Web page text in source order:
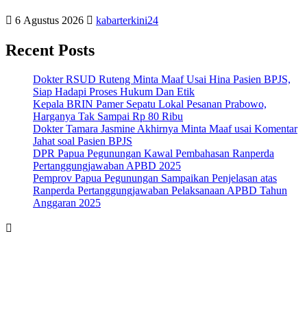
6 Agustus 2026 kabarterkini24
Recent Posts
Dokter RSUD Ruteng Minta Maaf Usai Hina Pasien BPJS,
Siap Hadapi Proses Hukum Dan Etik
Kepala BRIN Pamer Sepatu Lokal Pesanan Prabowo,
Harganya Tak Sampai Rp 80 Ribu
Dokter Tamara Jasmine Akhirnya Minta Maaf usai Komentar
Jahat soal Pasien BPJS
DPR Papua Pegunungan Kawal Pembahasan Ranperda
Pertanggungjawaban APBD 2025
Pemprov Papua Pegunungan Sampaikan Penjelasan atas
Ranperda Pertanggungjawaban Pelaksanaan APBD Tahun
Anggaran 2025